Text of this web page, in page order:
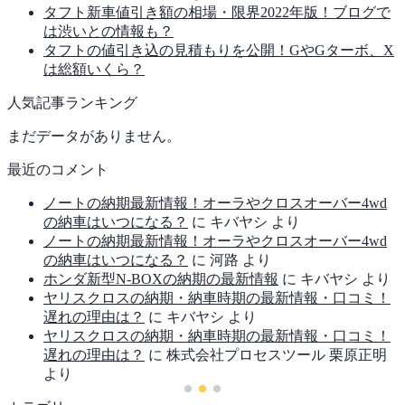
タフト新車値引き額の相場・限界2022年版！ブログで
は渋いとの情報も？
タフトの値引き込の見積もりを公開！GやGターボ、X
は総額いくら？
人気記事ランキング
まだデータがありません。
最近のコメント
ノートの納期最新情報！オーラやクロスオーバー4wd
の納車はいつになる？ に キバヤシ より
ノートの納期最新情報！オーラやクロスオーバー4wd
の納車はいつになる？ に 河路 より
ホンダ新型N-BOXの納期の最新情報 に キバヤシ より
ヤリスクロスの納期・納車時期の最新情報・口コミ！
遅れの理由は？ に キバヤシ より
ヤリスクロスの納期・納車時期の最新情報・口コミ！
遅れの理由は？ に 株式会社プロセスツール 栗原正明
より